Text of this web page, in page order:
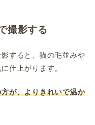
撮影する
すると、猫の毛並みや
仕上がります。
が、よりきれいで温か